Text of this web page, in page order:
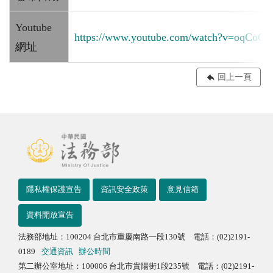
Youtube
網址
https://www.youtube.com/
回上一頁
隱私權保護宣告 資訊安全政策 意見信箱
資料開放宣告
法務部地址：100204 台北市重慶南路一段130號 電話：(02)2191-
0189
交通資訊
辦公時間
第二辦公室地址：100006 台北市貴陽街1段235號 電話：(02)2191-